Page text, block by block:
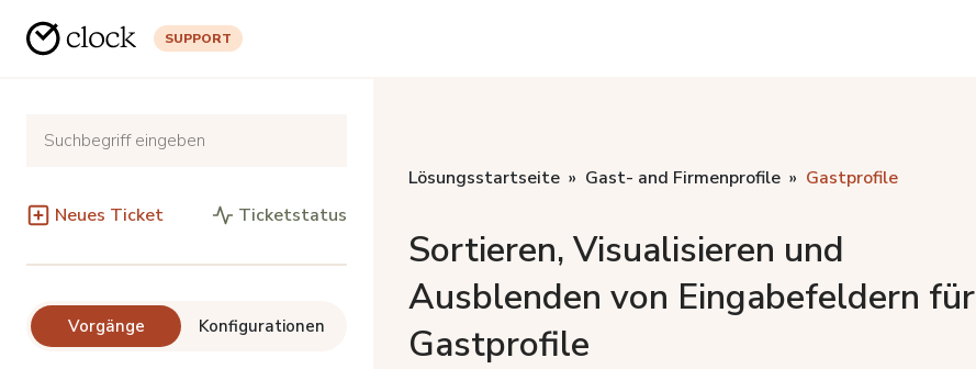
SUPPORT
Neues Ticket Ticketstatus
Vorgänge Konfigurationen
Lösungsstartseite Gast- and Firmenprofile Gastprofile
Sortieren, Visualisieren und
Ausblenden von Eingabefeldern für
Gastprofile